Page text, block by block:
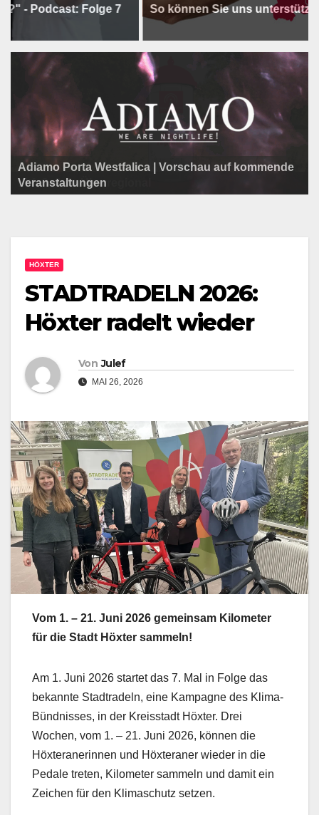
Folge 7 So können Sie uns unterstützen !
Programm der Komödie am Klosterplatz.
Litfaßsäule Überregional
Adiamo Porta Westfalica | Vorschau auf kommende
Veranstaltungen
Litfaßsäule Überregional
Litfaßsäule Überregional
HÖXTER
STADTRADELN 2026:
Höxter radelt wieder
Von Julef
MAI 26, 2026
Vom 1. – 21. Juni 2026 gemeinsam Kilometer
für die Stadt Höxter sammeln!
Am 1. Juni 2026 startet das 7. Mal in Folge das
bekannte Stadtradeln, eine Kampagne des Klima-
Bündnisses, in der Kreisstadt Höxter. Drei
Wochen, vom 1. – 21. Juni 2026, können die
Höxteranerinnen und Höxteraner wieder in die
Pedale treten, Kilometer sammeln und damit ein
Zeichen für den Klimaschutz setzen.